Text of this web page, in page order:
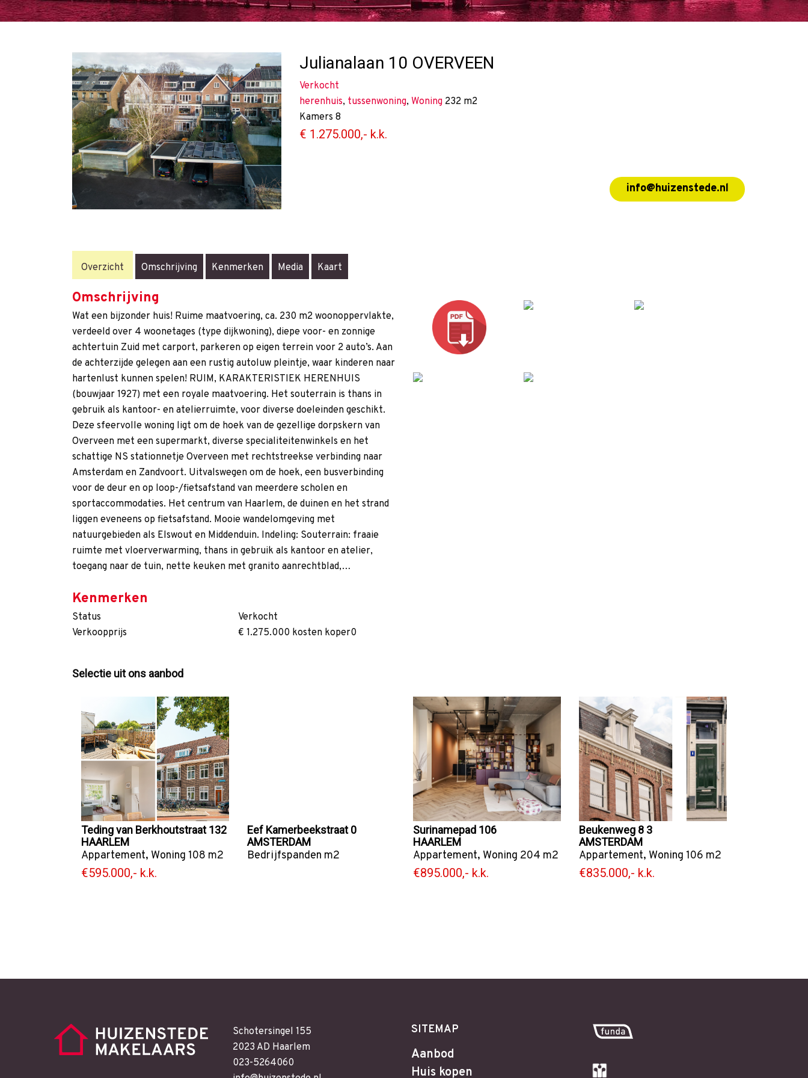
Julianalaan 10 OVERVEEN
Verkocht
herenhuis, tussenwoning, Woning 232 m2
Kamers 8
€ 1.275.000,- k.k.
info@huizenstede.nl
Overzicht Omschrijving Kenmerken Media Kaart
Omschrijving
Wat een bijzonder huis! Ruime maatvoering, ca. 230 m2 woonoppervlakte,
verdeeld over 4 woonetages (type dijkwoning), diepe voor- en zonnige
achtertuin Zuid met carport, parkeren op eigen terrein voor 2 auto’s. Aan
de achterzijde gelegen aan een rustig autoluw pleintje, waar kinderen naar
hartenlust kunnen spelen! RUIM, KARAKTERISTIEK HERENHUIS
(bouwjaar 1927) met een royale maatvoering. Het souterrain is thans in
gebruik als kantoor- en atelierruimte, voor diverse doeleinden geschikt.
Deze sfeervolle woning ligt om de hoek van de gezellige dorpskern van
Overveen met een supermarkt, diverse specialiteitenwinkels en het
schattige NS stationnetje Overveen met rechtstreekse verbinding naar
Amsterdam en Zandvoort. Uitvalswegen om de hoek, een busverbinding
voor de deur en op loop-/fietsafstand van meerdere scholen en
sportaccommodaties. Het centrum van Haarlem, de duinen en het strand
liggen eveneens op fietsafstand. Mooie wandelomgeving met
natuurgebieden als Elswout en Middenduin. Indeling: Souterrain: fraaie
ruimte met vloerverwarming, thans in gebruik als kantoor en atelier,
toegang naar de tuin, nette keuken met granito aanrechtblad,…
Kenmerken
Status
Verkocht
Verkoopprijs
€ 1.275.000 kosten koper0
Selectie uit ons aanbod
Teding van Berkhoutstraat 132
HAARLEM
Appartement, Woning 108 m2
€595.000,- k.k.
Eef Kamerbeekstraat 0
AMSTERDAM
Bedrijfspanden m2
Surinamepad 106
HAARLEM
Appartement, Woning 204 m2
€895.000,- k.k.
Beukenweg 8 3
AMSTERDAM
Appartement, Woning 106 m2
€835.000,- k.k.
Schotersingel 155
2023 AD Haarlem
023-5264060
SITEMAP
Aanbod
Huis kopen